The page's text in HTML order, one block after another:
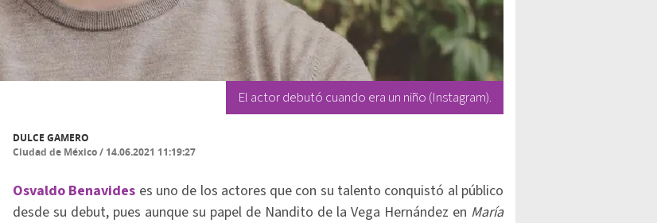
El actor debutó cuando era un niño (Instagram).
DULCE GAMERO
Ciudad de México/ 14.06.2021 11:19:27
Osvaldo Benavides es uno de los actores que con su talento conquistó al público
desde su debut, pues aunque su papel de Nandito de la Vega Hernández en María